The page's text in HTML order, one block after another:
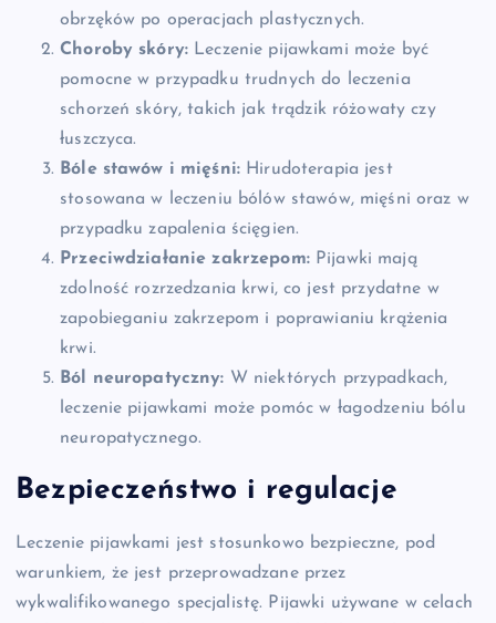
obrzęków po operacjach plastycznych.
Choroby skóry: Leczenie pijawkami może być
pomocne w przypadku trudnych do leczenia
schorzeń skóry, takich jak trądzik różowaty czy
łuszczyca.
Bóle stawów i mięśni: Hirudoterapia jest
stosowana w leczeniu bólów stawów, mięśni oraz w
przypadku zapalenia ścięgien.
Przeciwdziałanie zakrzepom:Pijawki mają
zdolność rozrzedzania krwi, co jest przydatne w
zapobieganiu zakrzepom i poprawianiu krążenia
krwi.
Ból neuropatyczny: W niektórych przypadkach,
leczenie pijawkami może pomóc w łagodzeniu bólu
neuropatycznego.
Bezpieczeństwo i regulacje
Leczenie pijawkami jest stosunkowo bezpieczne, pod
warunkiem, że jest przeprowadzane przez
wykwalifikowanego specjalistę. Pijawki używane w celach